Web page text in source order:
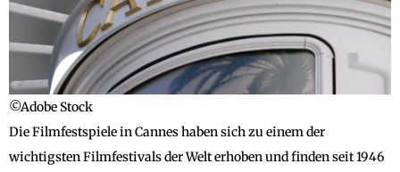
©Adobe Stock
Die Filmfestspiele in Cannes haben sich zu einem der
wichtigsten Filmfestivals der Welt erhoben und finden seit 1946